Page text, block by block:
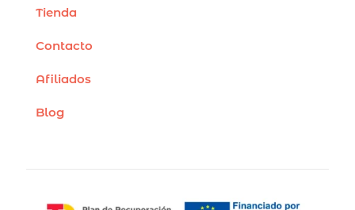
Tienda
Contacto
Afiliados
Blog